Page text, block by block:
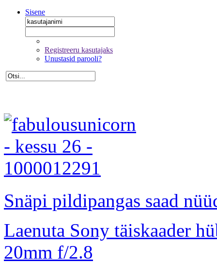
Sisene
Registreeru kasutajaks
Unustasid parooli?
Snäpi pildipangas saad
Laenuta Sony täiskaader
20mm f/2.8